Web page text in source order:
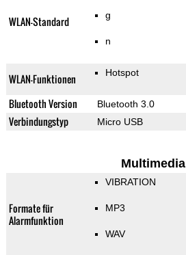
WLAN-Standard g
n
WLAN-Funktionen Hotspot
Bluetooth Version Bluetooth 3.0
Verbindungstyp Micro USB
Multimedia
Formate für
Alarmfunktion
VIBRATION
MP3
WAV